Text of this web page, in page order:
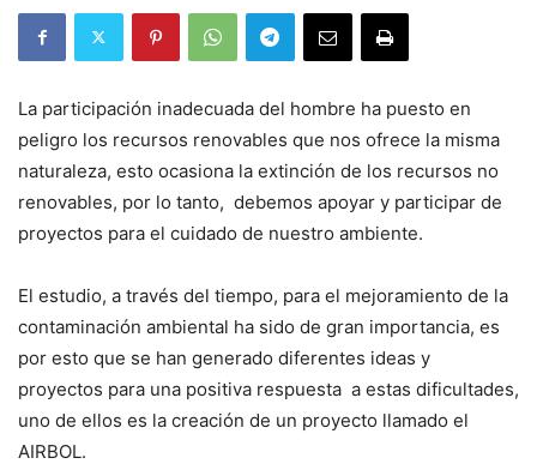
La participación inadecuada del hombre ha puesto en
peligro los recursos renovables que nos ofrece la misma
naturaleza, esto ocasiona la extinción de los recursos no
renovables, por lo tanto, debemos apoyar y participar de
proyectos para el cuidado de nuestro ambiente.
El estudio, a través del tiempo, para el mejoramiento de la
contaminación ambiental ha sido de gran importancia, es
por esto que se han generado diferentes ideas y
proyectos para una positiva respuesta a estas dificultades,
uno de ellos es la creación de un proyecto llamado el
AIRBOL.